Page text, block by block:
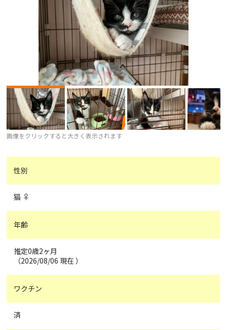
画像をクリックすると大きく表示されます
性別
猫 ♀
年齢
推定0歳2ヶ月
（2026/08/06 現在 ）
ワクチン
済